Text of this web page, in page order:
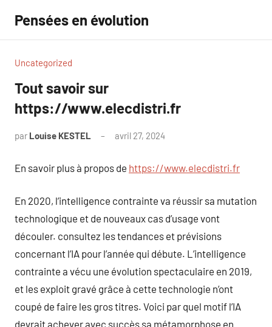
contenu
Pensées en évolution
Uncategorized
Tout savoir sur
https://www.elecdistri.fr
par Louise KESTEL avril 27, 2024
En savoir plus à propos de https://www.elecdistri.fr
En 2020, l’intelligence contrainte va réussir sa mutation
technologique et de nouveaux cas d’usage vont
découler. consultez les tendances et prévisions
concernant l’IA pour l’année qui débute. L’intelligence
contrainte a vécu une évolution spectaculaire en 2019,
et les exploit gravé grâce à cette technologie n’ont
coupé de faire les gros titres. Voici par quel motif l’IA
devrait achever avec succès sa métamorphose en